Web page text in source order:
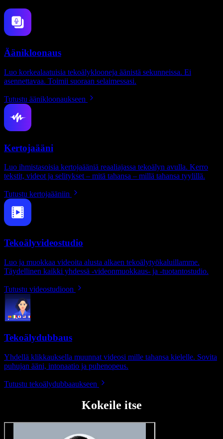
Äänikloonaus
Luo korkealaatuisia tekoälyklooneja äänistä sekunneissa. Ei
asennettavaa. Toimii suoraan selaimessasi.
Tutustu äänikloonaukseen
Kertojaääni
Luo ihmistasoisia kertojaääniä reaaliajassa tekoälyn avulla. Kerro
tekstit, videot ja selitykset – mitä tahansa – millä tahansa tyylillä.
Tutustu kertojaääniin
Tekoälyvideostudio
Luo ja muokkaa videoita alusta alkaen tekoälytyökaluillamme.
Täydellinen kaikki yhdessä -videonmuokkaus- ja -tuotantostudio.
Tutustu videostudioon
Tekoälydubbaus
Yhdellä klikkauksella muunnat videosi mille tahansa kielelle. Sovita
puhujan ääni, intonaatio ja puhenopeus.
Tutustu tekoälydubbaaukseen
Kokeile itse